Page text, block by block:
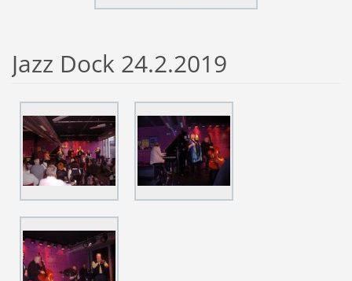
Jazz Dock 24.2.2019